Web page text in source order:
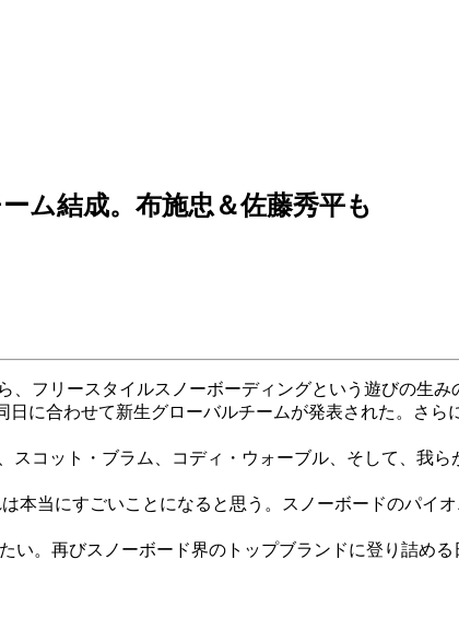
ム結成。布施忠＆佐藤秀平も
フリースタイルスノーボーディングという遊びの生み
に合わせて新生グローバルチームが発表された。さ
コット・ブラム、コディ・ウォーブル、そして、我
本当にすごいことになると思う。スノーボードのパイ
い。再びスノーボード界のトップブランドに登り詰める